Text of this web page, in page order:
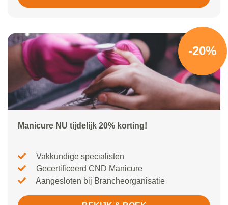
-20%
Manicure NU tijdelijk 20% korting!
Vakkundige specialisten
Gecertificeerd CND Manicure
Aangesloten bij Brancheorganisatie